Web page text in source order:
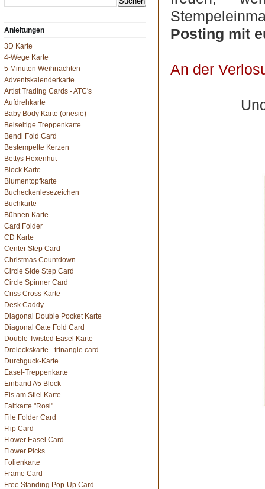
Anleitungen
3D Karte
4-Wege Karte
5 Minuten Weihnachten
Adventskalenderkarte
Artist Trading Cards - ATC's
Aufdrehkarte
Baby Body Karte (onesie)
Beiseitige Treppenkarte
Bendi Fold Card
Bestempelte Kerzen
Bettys Hexenhut
Block Karte
Blumentopfkarte
Bucheckenlesezeichen
Buchkarte
Bühnen Karte
Card Folder
CD Karte
Center Step Card
Christmas Countdown
Circle Side Step Card
Circle Spinner Card
Criss Cross Karte
Desk Caddy
Diagonal Double Pocket Karte
Diagonal Gate Fold Card
Double Twisted Easel Karte
Dreieckskarte - trinangle card
Durchguck-Karte
Easel-Treppenkarte
Einband A5 Block
Eis am Stiel Karte
Faltkarte "Rosi"
File Folder Card
Flip Card
Flower Easel Card
Flower Picks
Folienkarte
Frame Card
Free Standing Pop-Up Card
Posting mit
An der